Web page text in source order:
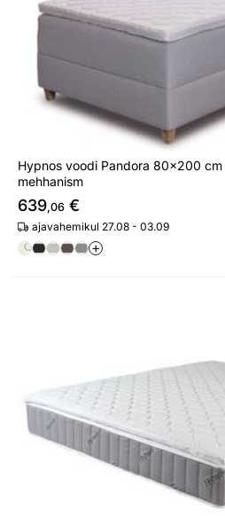
Hypnos voodi Pandora 80x200
mehhanism
639,06 €
ajavahemikul 27.08 - 03.09
+